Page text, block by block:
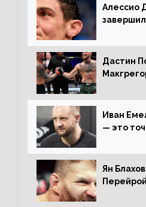
Алессио
Дастин
раунда
Иван
— это
Ян